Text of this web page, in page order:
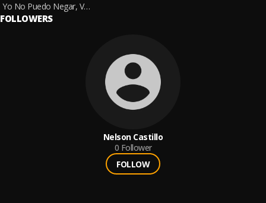
Yo No Puedo Negar, Vol. 1
FOLLOWERS
Nelson Castillo
0 Follower
FOLLOW